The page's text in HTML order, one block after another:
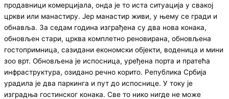
продавници комерцијала, онда је то иста ситуација у свакој
цркви или манастиру. Јер манастир живи, у њему се гради и
обнавља. За седам година изграђена су два нова конака,
обновљен стари, црква комплетно реновирана, обновљена
гостопримница, сазидани економски објекти, воденица и мини
зоо врт. Обновљена је испосница, уређена порта и пратећа
инфраструктура, озидано речно корито. Република Србија
урадила је два паркинга и пут до испоснице. У току је
изградња гостинског конака. Све то нико нигде не може